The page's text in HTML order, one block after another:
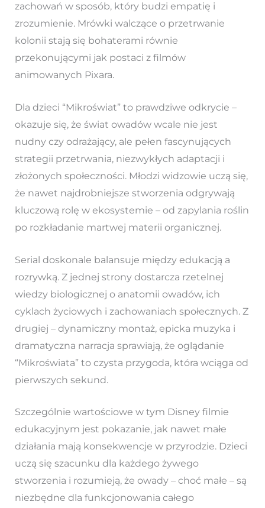
zachowań w sposób, który budzi empatię i
zrozumienie. Mrówki walczące o przetrwanie
kolonii stają się bohaterami równie
przekonującymi jak postaci z filmów
animowanych Pixara.
Dla dzieci “Mikroświat” to prawdziwe odkrycie –
okazuje się, że świat owadów wcale nie jest
nudny czy odrażający, ale pełen fascynujących
strategii przetrwania, niezwykłych adaptacji i
złożonych społeczności. Młodzi widzowie uczą się,
że nawet najdrobniejsze stworzenia odgrywają
kluczową rolę w ekosystemie – od zapylania roślin
po rozkładanie martwej materii organicznej.
Serial doskonale balansuje między edukacją a
rozrywką. Z jednej strony dostarcza rzetelnej
wiedzy biologicznej o anatomii owadów, ich
cyklach życiowych i zachowaniach społecznych. Z
drugiej – dynamiczny montaż, epicka muzyka i
dramatyczna narracja sprawiają, że oglądanie
“Mikroświata” to czysta przygoda, która wciąga od
pierwszych sekund.
Szczególnie wartościowe w tym Disney filmie
edukacyjnym jest pokazanie, jak nawet małe
działania mają konsekwencje w przyrodzie. Dzieci
uczą się szacunku dla każdego żywego
stworzenia i rozumieją, że owady – choć małe – są
niezbędne dla funkcjonowania całego